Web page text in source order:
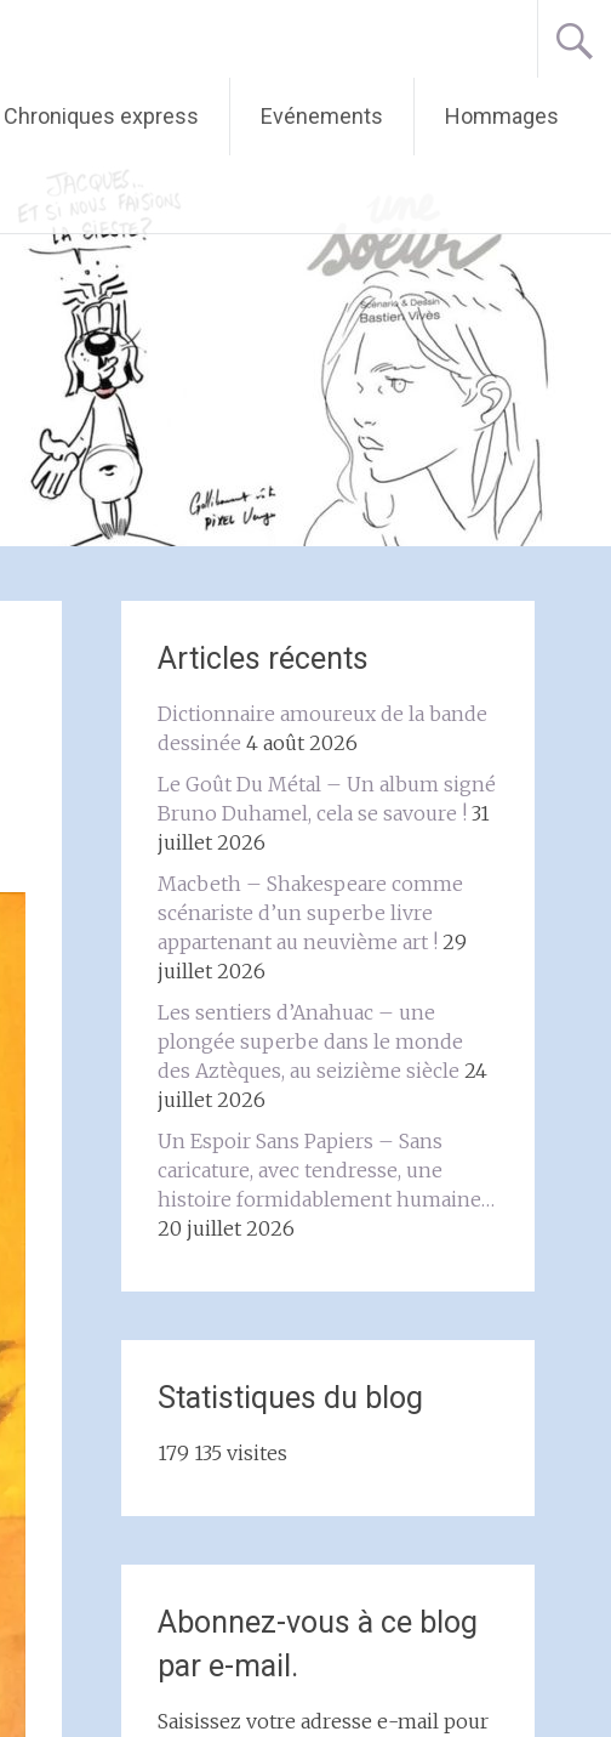
Chroniques express Evénements Hommages
Articles récents
Dictionnaire amoureux de la bande
dessinée 4 août 2026
Le Goût Du Métal – Un album signé
Bruno Duhamel, cela se savoure ! 31
juillet 2026
Macbeth – Shakespeare comme
scénariste d’un superbe livre
appartenant au neuvième art ! 29
juillet 2026
Les sentiers d’Anahuac – une
plongée superbe dans le monde
des Aztèques, au seizième siècle 24
juillet 2026
Un Espoir Sans Papiers – Sans
caricature, avec tendresse, une
histoire formidablement humaine…
20 juillet 2026
Statistiques du blog
179 135 visites
Abonnez-vous à ce blog
par e-mail.
Saisissez votre adresse e-mail pour